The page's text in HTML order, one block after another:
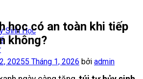
Sinh Học
học có an toàn khi tiếp
không?
20255 Tháng 1, 2026 bởi admin